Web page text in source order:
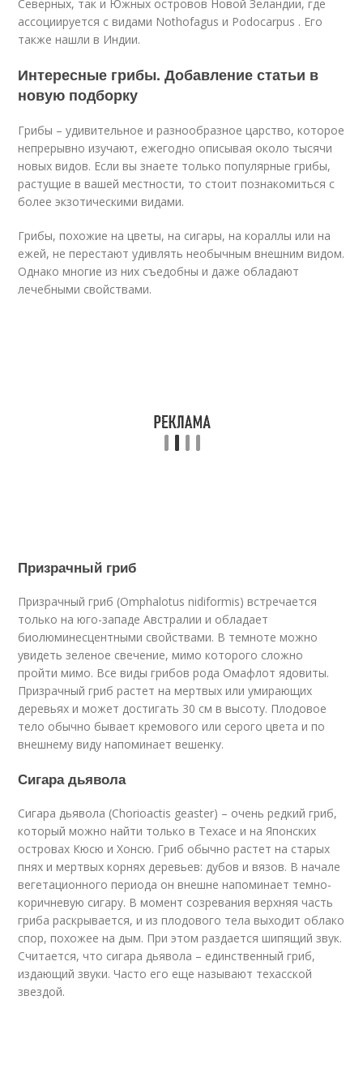
Северных, так и Южных островов Новой Зеландии, где
ассоциируется с видами Nothofagus и Podocarpus . Его
также нашли в Индии.
Интересные грибы. Добавление статьи в
новую подборку
Грибы – удивительное и разнообразное царство, которое
непрерывно изучают, ежегодно описывая около тысячи
новых видов. Если вы знаете только популярные грибы,
растущие в вашей местности, то стоит познакомиться с
более экзотическими видами.
Грибы, похожие на цветы, на сигары, на кораллы или на
ежей, не перестают удивлять необычным внешним видом.
Однако многие из них съедобны и даже обладают
лечебными свойствами.
Призрачный гриб
Призрачный гриб (Omphalotus nidiformis) встречается
только на юго-западе Австралии и обладает
биолюминесцентными свойствами. В темноте можно
увидеть зеленое свечение, мимо которого сложно
пройти мимо. Все виды грибов рода Омафлот ядовиты.
Призрачный гриб растет на мертвых или умирающих
деревьях и может достигать 30 см в высоту. Плодовое
тело обычно бывает кремового или серого цвета и по
внешнему виду напоминает вешенку.
Сигара дьявола
Сигара дьявола (Chorioactis geaster) – очень редкий гриб,
который можно найти только в Техасе и на Японских
островах Кюсю и Хонсю. Гриб обычно растет на старых
пнях и мертвых корнях деревьев: дубов и вязов. В начале
вегетационного периода он внешне напоминает темно-
коричневую сигару. В момент созревания верхняя часть
гриба раскрывается, и из плодового тела выходит облако
спор, похожее на дым. При этом раздается шипящий звук.
Считается, что cигара дьявола – единственный гриб,
издающий звуки. Часто его еще называют техасской
звездой.